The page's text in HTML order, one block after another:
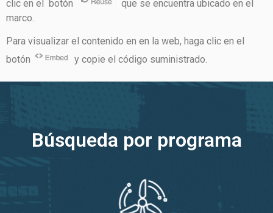
clic en el botón
que se encuentra ubicado en el
marco.
Para visualizar el contenido en en la web, haga clic en el
botón
y copie el código suministrado.
Búsqueda por programa